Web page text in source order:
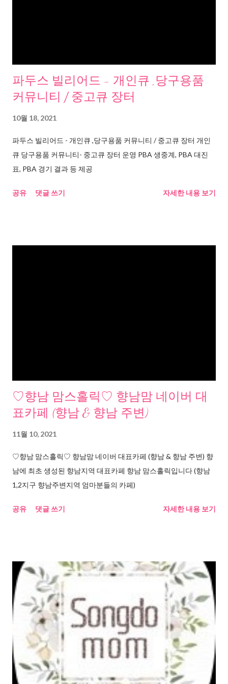
파두스 빌리어드 - 개인큐 ,당구용품
커뮤니티 / 중고큐 장터
10월 18, 2021
파두스 빌리어드 - 개인큐 ,당구용품 커뮤니티 / 중고큐 장터 개인
큐 당구용품 커뮤니티- 중고큐 장터 운영 PBA 생중계, PBA 대진
표, PBA 경기 결과 등 제공
공유 댓글 쓰기 자세한 내용 보기
♡향남 맘스홀릭♡ 향남맘 네이버 대
표카페 (향남 & 향남 주변)
11월 10, 2021
♡향남 맘스홀릭♡ 향남맘 네이버 대표카페 (향남 & 향남 주변) 향
남에 최초 생성된 향남지역 대표카페 향남 맘스홀릭입니다 (향남
1,2지구 향남주변지역 엄마분들의 카페)
공유 댓글 쓰기 자세한 내용 보기